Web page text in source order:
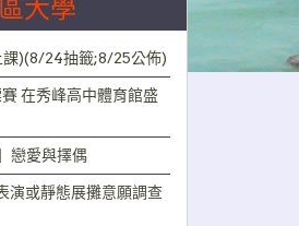
大學
)(8/24抽籤;8/25公佈)
在秀峰高中體育館盛
戀愛與擇偶
演或靜態展攤意願調查